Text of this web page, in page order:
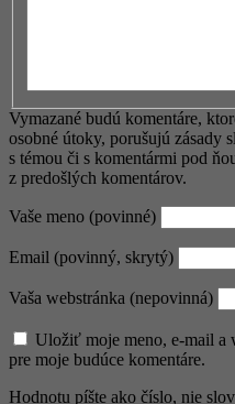
Vymazané budú komentáre,
osobné útoky, porušujú zásady
s témou či s komentármi pod
z predošlých komentárov.
Vaše meno (povinné)
Email (povinný, skrytý)
Vaša webstránka (nepovinná)
Uložiť moje meno, e-mail a
pre moje budúce komentáre.
Hodnotu píšte ako číslo, nie